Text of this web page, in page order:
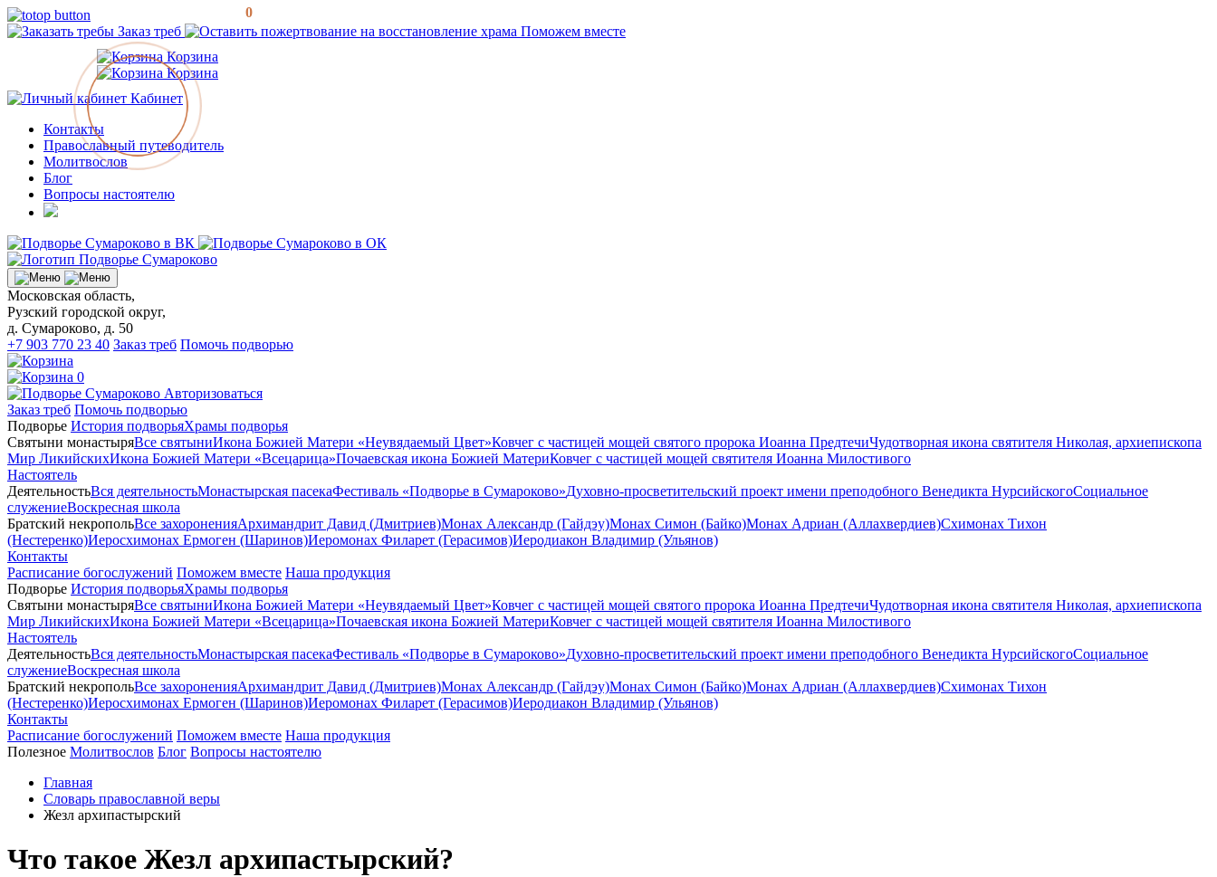
Заказ треб
Поможем вместе
Корзина
Корзина
0
Кабинет
Контакты
Православный путеводитель
Молитвослов
Блог
Вопросы настоятелю
Московская область,
Рузский городской округ,
д. Сумароково, д. 50
+7 903 770 23 40 Заказ треб Помочь подворью
0
Авторизоваться
Заказ треб Помочь подворью
Подворье История подворьяХрамы подворья
Святыни монастыряВсе святыниИкона Божией Матери «Неувядаемый Цвет»Ковчег с частицей мощей святого пророка Иоанна ПредтечиЧудотворная икона святителя Николая, архиепископа
Мир ЛикийскихИкона Божией Матери «Всецарица»Почаевская икона Божией МатериКовчег с частицей мощей святителя Иоанна Милостивого
Настоятель
ДеятельностьВся деятельностьМонастырская пасекаФестиваль «Подворье в Сумароково»Духовно-просветительский проект имени преподобного Венедикта НурсийскогоСоциальное
служениеВоскресная школа
Братский некропольВсе захороненияАрхимандрит Давид (Дмитриев)Монах Александр (Гайдэу)Монах Симон (Байко)Монах Адриан (Аллахвердиев)Схимонах Тихон
(Нестеренко)Иеросхимонах Ермоген (Шаринов)Иеромонах Филарет (Герасимов)Иеродиакон Владимир (Ульянов)
Контакты
Расписание богослужений Поможем вместе Наша продукция
Подворье История подворьяХрамы подворья
Святыни монастыряВсе святыниИкона Божией Матери «Неувядаемый Цвет»Ковчег с частицей мощей святого пророка Иоанна ПредтечиЧудотворная икона святителя Николая, архиепископа
Мир ЛикийскихИкона Божией Матери «Всецарица»Почаевская икона Божией МатериКовчег с частицей мощей святителя Иоанна Милостивого
Настоятель
ДеятельностьВся деятельностьМонастырская пасекаФестиваль «Подворье в Сумароково»Духовно-просветительский проект имени преподобного Венедикта НурсийскогоСоциальное
служениеВоскресная школа
Братский некропольВсе захороненияАрхимандрит Давид (Дмитриев)Монах Александр (Гайдэу)Монах Симон (Байко)Монах Адриан (Аллахвердиев)Схимонах Тихон
(Нестеренко)Иеросхимонах Ермоген (Шаринов)Иеромонах Филарет (Герасимов)Иеродиакон Владимир (Ульянов)
Контакты
Расписание богослужений Поможем вместе Наша продукция
Полезное Молитвослов Блог Вопросы настоятелю
Главная
Словарь православной веры
Жезл архипастырский
Что такое Жезл архипастырский?